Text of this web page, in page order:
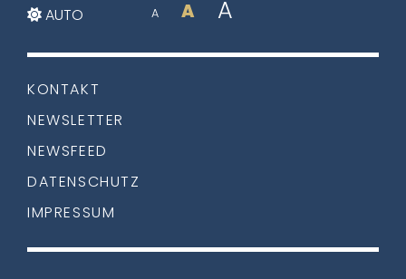
AUTO A A A
KONTAKT
NEWSLETTER
NEWSFEED
DATENSCHUTZ
IMPRESSUM